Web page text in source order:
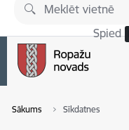
Pāriet uz lapas saturu
Spied
Sākums Sīkdatnes